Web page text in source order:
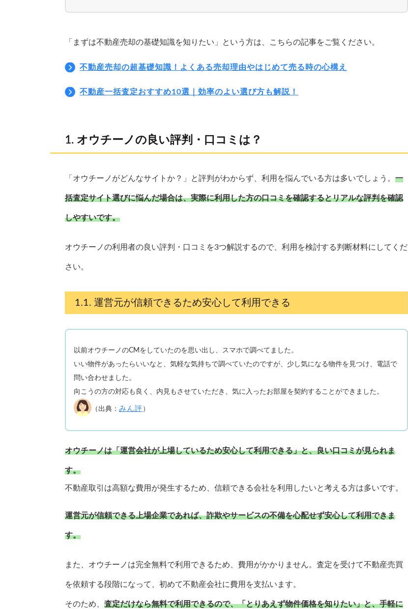
「まずは不動産売却の基礎知識を知りたい」という方は、こちらの記事をご覧ください。
不動産売却の超基礎知識！よくある売却理由やはじめて売る時の心構え
不動産一括査定おすすめ10選｜効率のよい選び方も解説！
オウチーノの良い評判・口コミは？
「オウチーノがどんなサイトか？」と評判がわからず、利用を悩んでいる方は多いでしょう。 一
括査定サイト選びに悩んだ場合は、実際に利用した方の口コミを確認するとリアルな評判を確認
しやすいです。
オウチーノの利用者の良い評判・口コミを3つ解説するので、利用を検討する判断材料にしてくだ
さい。
運営元が信頼できるため安心して利用できる
以前オウチーノのCMをしていたのを思い出し、スマホで調べてました。
いい物件があったらいいなと、気軽な気持ちで調べていたのですが、少し気になる物件を見つけ、電話で
問い合わせました。
向こうの方の対応も良く、内見もさせていただき、気に入ったお部屋を契約することができました。
（出典： みん評 ）
オウチーノは「運営会社が上場しているため安心して利用できる」と、良い口コミが見られま
す。
不動産取引は高額な費用が発生するため、信頼できる会社を利用したいと考える方は多いです。
運営元が信頼できる上場企業であれば、詐欺やサービスの不備を心配せず安心して利用できま
す。
また、オウチーノは完全無料で利用できるため、費用がかかりません。査定を受けて不動産売買
を依頼する段階になって、初めて不動産会社に費用を支払います。
そのため、 査定だけなら無料で利用できるので、「とりあえず物件価格を知りたい」と、手軽に